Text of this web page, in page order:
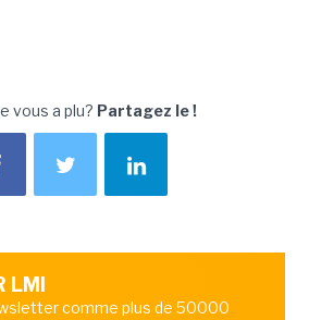
vous a plu? Partagez le !
LMI
comme plus de 50000